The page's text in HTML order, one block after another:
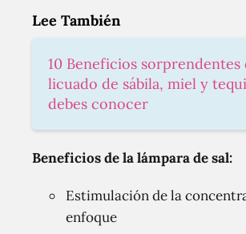
Lee También
10 Beneficios sorprendentes
licuado de sábila, miel y
debes conocer
Beneficios de la lámpara de sal:
Estimulación de la
enfoque